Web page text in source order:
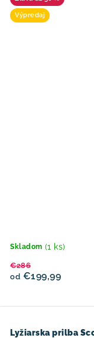
Výpredaj
Skladom (1 ks)
od €199,99
€286
Lyžiarska prilba